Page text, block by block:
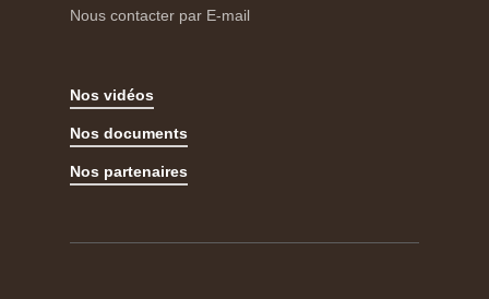
Nous contacter par E-mail
Nos vidéos
Nos documents
Nos partenaires